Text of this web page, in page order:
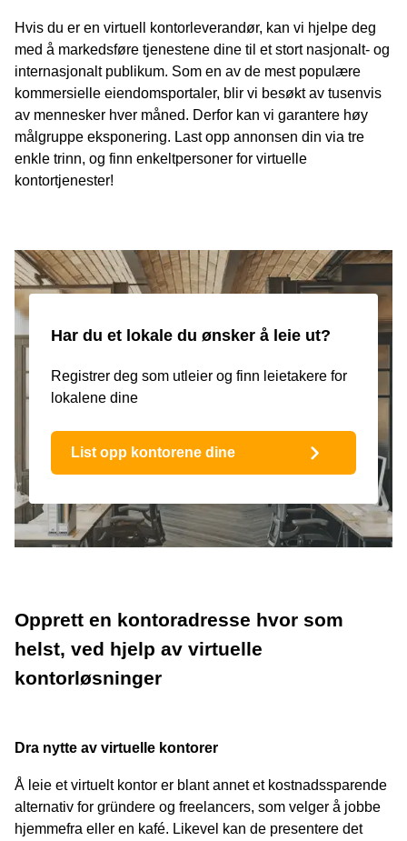
Hvis du er en virtuell kontorleverandør, kan vi hjelpe deg
med å markedsføre tjenestene dine til et stort nasjonalt- og
internasjonalt publikum. Som en av de mest populære
kommersielle eiendomsportaler, blir vi besøkt av tusenvis
av mennesker hver måned. Derfor kan vi garantere høy
målgruppe eksponering. Last opp annonsen din via tre
enkle trinn, og finn enkeltpersoner for virtuelle
kontortjenester!
Har du et lokale du ønsker å leie ut?
Registrer deg som utleier og finn leietakere for
lokalene dine
List opp kontorene dine
Opprett en kontoradresse hvor som
helst, ved hjelp av virtuelle
kontorløsninger
Dra nytte av virtuelle kontorer
Å leie et virtuelt kontor er blant annet et kostnadssparende
alternativ for gründere og freelancers, som velger å jobbe
hjemmefra eller en kafé. Likevel kan de presentere det